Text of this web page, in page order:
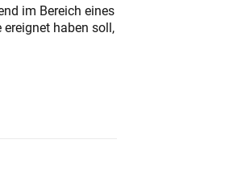
im Bereich eines
haben soll,